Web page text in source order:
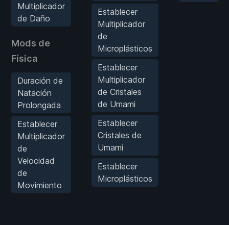
Multiplicador
de Daño
Mods de
Física
Duración de
Natación
Prolongada
Establecer
Multiplicador
de
Velocidad
de
Movimiento
Establecer
Multiplicador
de
Microplásticos
Establecer
Multiplicador
de Cristales
de Umami
Establecer
Cristales de
Umami
Establecer
Microplásticos